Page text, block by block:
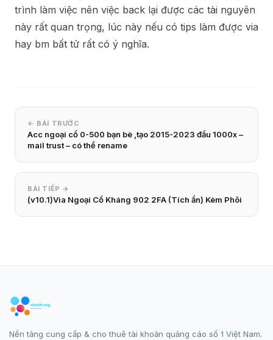
trình làm việc nên việc back lại được các tài nguyên
này rất quan trọng, lúc này nếu có tips làm được via
hay bm bất tử rất có ý nghĩa.
← BÀI TRƯỚC
Acc ngoại cổ 0-500 bạn bè ,tạo 2015-2023 đầu 1000x –
mail trust – có thể rename
BÀI TIẾP →
(v10.1)Via Ngoại Cổ Kháng 902 2FA (Tích ẩn) Kèm Phôi
Nền tảng cung cấp & cho thuê tài khoản quảng cáo số 1 Việt Nam.